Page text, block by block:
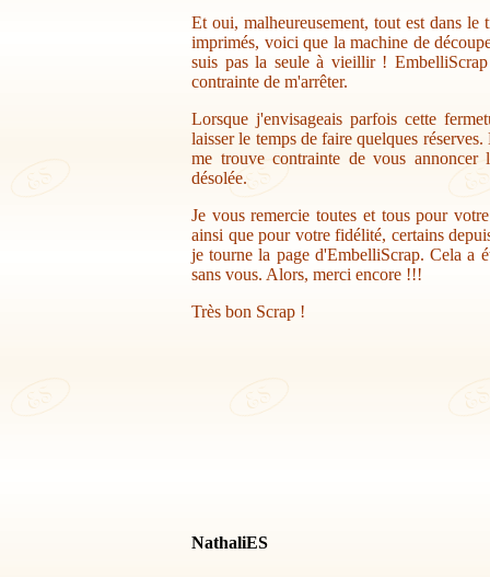
Et oui, malheureusement, tout est dans
imprimés, voici que la machine de
suis pas la seule à vieillir !
contrainte de m'arrêter.
Lorsque j'envisageais parfois cette
laisser le temps de faire quelques
me trouve contrainte de vous annoncer
désolée.
Je vous remercie toutes et tous pour
ainsi que pour votre fidélité, certains
je tourne la page d'EmbelliScrap. Cela a
sans vous. Alors, merci encore !!!
Très bon Scrap !
NathaliES